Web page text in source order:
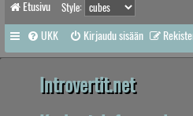
Etusivu Style:
UKK Kirjaudu sisään
Introvertit.net